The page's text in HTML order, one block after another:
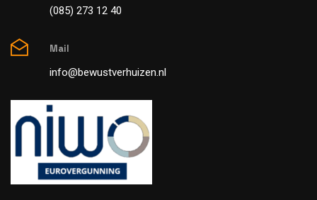
(085) 273 12 40
Mail
info@bewustverhuizen.nl